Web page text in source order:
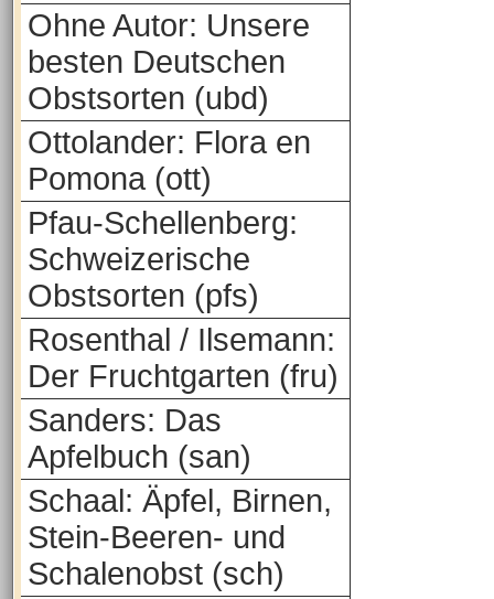
Ohne Autor: Unsere
besten Deutschen
Obstsorten (ubd)
Ottolander: Flora en
Pomona (ott)
Pfau-Schellenberg:
Schweizerische
Obstsorten (pfs)
Rosenthal / Ilsemann:
Der Fruchtgarten (fru)
Sanders: Das
Apfelbuch (san)
Schaal: Äpfel, Birnen,
Stein-Beeren- und
Schalenobst (sch)